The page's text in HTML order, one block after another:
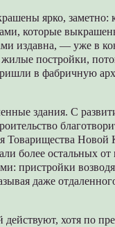
ярко, заметно:
которые
издавна, — уже в
постройки,
в фабричную
здания. С
Товарищества Новой
более остальных
пристройки
даже
действуют, хотя по